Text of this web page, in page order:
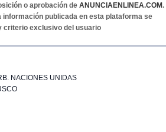
o aprobación de ANUNCIAENLINEA.COM.
información publicada en esta plataforma se
criterio exclusivo del usuario
NACIONES UNIDAS